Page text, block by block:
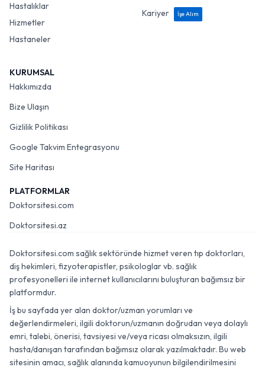
Hastalıklar
Hizmetler
Hastaneler
Kariyer
İşe Alım
KURUMSAL
Hakkımızda
Bize Ulaşın
Gizlilik Politikası
Google Takvim Entegrasyonu
Site Haritası
PLATFORMLAR
Doktorsitesi.com
Doktorsitesi.az
Doktorsitesi.com sağlık sektöründe hizmet veren tıp doktorları,
diş hekimleri, fizyoterapistler, psikologlar vb. sağlık
profesyonelleri ile internet kullanıcılarını buluşturan bağımsız bir
platformdur.
İş bu sayfada yer alan doktor/uzman yorumları ve
değerlendirmeleri, ilgili doktorun/uzmanın doğrudan veya dolaylı
emri, talebi, önerisi, tavsiyesi ve/veya ricası olmaksızın, ilgili
hasta/danışan tarafından bağımsız olarak yazılmaktadır. Bu web
sitesinin amacı, sağlık alanında kamuoyunun bilgilendirilmesini